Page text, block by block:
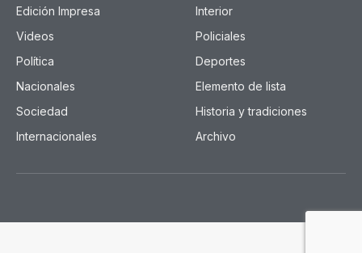
Derecho Penal: un congreso y
un centenario festejo
28 de agosto de 2022